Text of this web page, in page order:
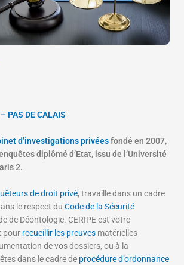
PAS DE CALAIS
d’investigations privéesfondé en 2007,
diplômé d’Etat, issu de l’Université
2.
de droit privé, travaille dans un cadre
le respect du Code de la Sécurité
de Déontologie. CERIPE est votre
pour recueillir les preuves matérielles
de vos dossiers, ou à la
dans le cadre de procédure d’ordonnance